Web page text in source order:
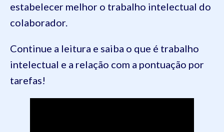
estabelecer melhor o trabalho intelectual do
colaborador.
Continue a leitura e saiba o que é trabalho
intelectual e a relação com a pontuação por
tarefas!